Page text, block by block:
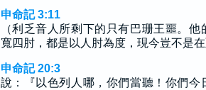
申命記 3:11
（利乏音人所剩下的只有巴珊王噩。他
寬四肘，都是以人肘為度，現今豈不是在
申命記 20:3
說：『以色列人哪，你們當聽！你們今